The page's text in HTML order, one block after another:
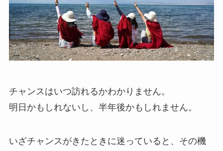
チャンスはいつ訪れるかわかりません。
明日かもしれないし、半年後かもしれません。
いざチャンスがきたときに迷っていると、その機